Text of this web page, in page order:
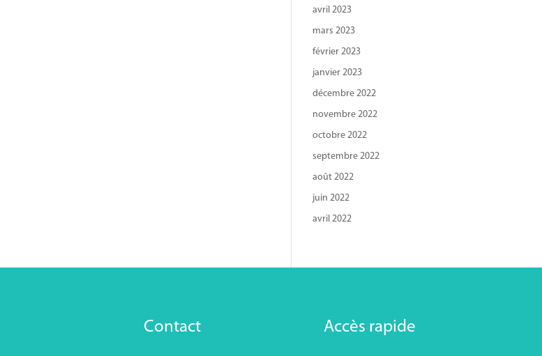
avril 2023
mars 2023
février 2023
janvier 2023
décembre 2022
novembre 2022
octobre 2022
septembre 2022
août 2022
juin 2022
avril 2022
Contact Accès rapide